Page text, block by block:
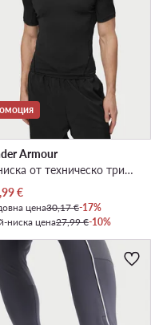
Armour
Тениска от техническо трико · Черен
цена
€
цена30,17 €-17%
ниска цена27,99 €-10%